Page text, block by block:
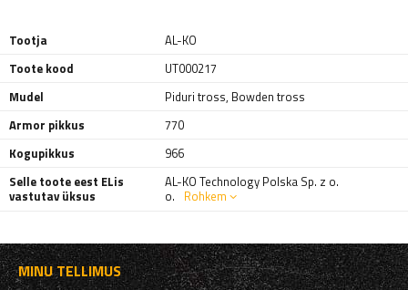
Tootja
AL-KO
Toote kood
UT000217
Mudel
Piduri tross, Bowden tross
Armor pikkus
770
Kogupikkus
966
Selle toote eest ELis
vastutav üksus
AL-KO Technology Polska Sp. z o.
o. Rohkem
MINU TELLIMUS